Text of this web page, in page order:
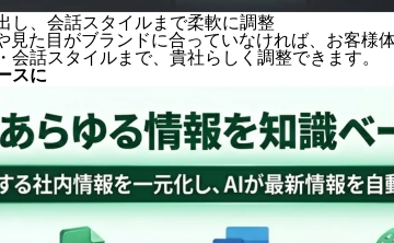
し、会話スタイルまで柔軟に調整
見た目がブランドに合っていなければ、お客様
会話スタイルまで、貴社らしく調整できます。
スに